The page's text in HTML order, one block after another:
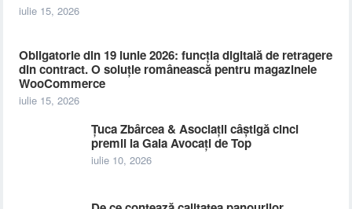
iulie 15, 2026
Obligatorie din 19 iunie 2026: funcția digitală de retragere
din contract. O soluție românească pentru magazinele
WooCommerce
iulie 15, 2026
Țuca Zbârcea & Asociații câștigă cinci
premii la Gala Avocați de Top
iulie 10, 2026